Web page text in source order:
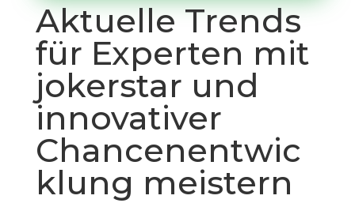
Aktuelle Trends
für Experten mit
jokerstar und
innovativer
Chancenentwic
klung meistern